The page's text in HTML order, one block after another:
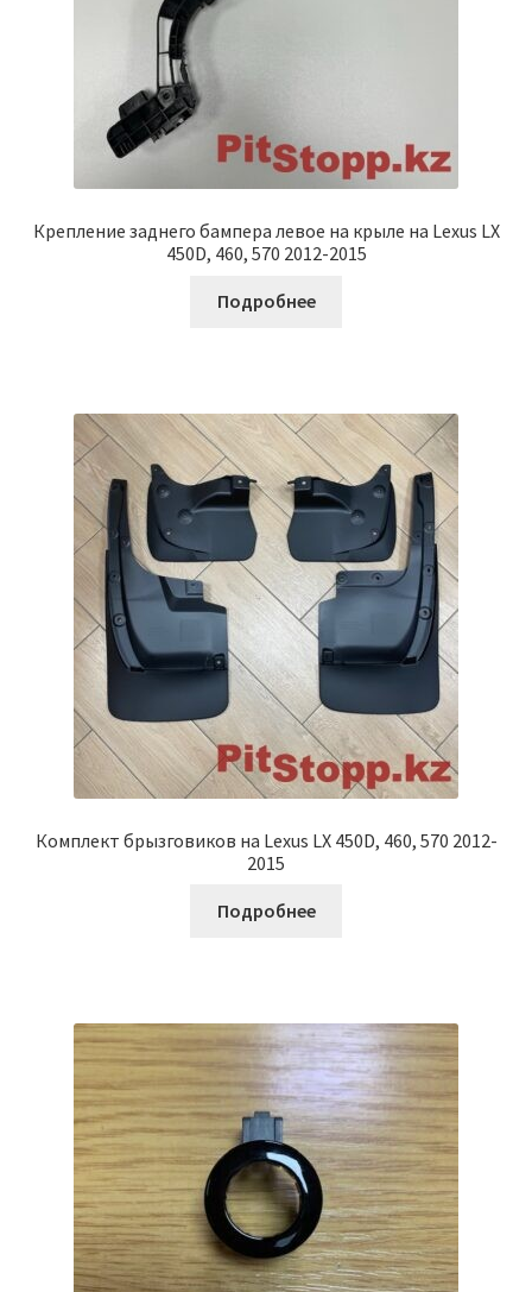
Крепление заднего бампера левое на крыле на Lexus LX
450D, 460, 570 2012-2015
Подробнее
Комплект брызговиков на Lexus LX 450D, 460, 570 2012-
2015
Подробнее